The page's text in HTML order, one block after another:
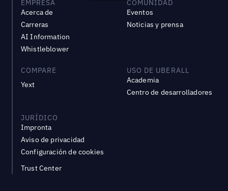
EMPRESA
Acerca de
Carreras
AI Information
Whistleblower
COMUNIDAD
Eventos
Noticias y prensa
COMPARE
Yext
USO DE UBERALL
Academia
Centro de desarrolladores
JURÍDICO
Impronta
Aviso de privacidad
Configuración de cookies
Trust Center